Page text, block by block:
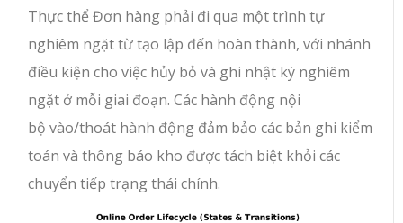
Thực thểĐơn hàng phải đi qua một trình tự
nghiêm ngặt từ tạo lập đến hoàn thành, với nhánh
điều kiện cho việc hủy bỏ và ghi nhật ký nghiêm
ngặt ở mỗi giai đoạn. Các hành động nội
bộvào/thoát hành động đảm bảo các bản ghi kiểm
toán và thông báo kho được tách biệt khỏi các
chuyển tiếp trạng thái chính.